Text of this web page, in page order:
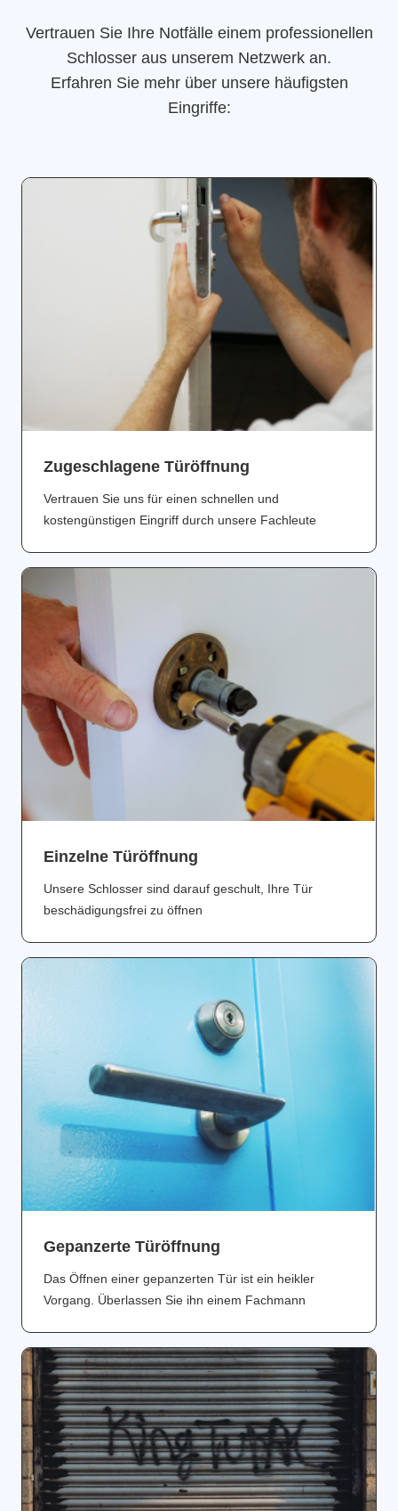
Vertrauen Sie Ihre Notfälle einem professionellen
Schlosser aus unserem Netzwerk an.
Erfahren Sie mehr über unsere häufigsten
Eingriffe:
Zugeschlagene Türöffnung
Vertrauen Sie uns für einen schnellen und
kostengünstigen Eingriff durch unsere Fachleute
Einzelne Türöffnung
Unsere Schlosser sind darauf geschult, Ihre Tür
beschädigungsfrei zu öffnen
Gepanzerte Türöffnung
Das Öffnen einer gepanzerten Tür ist ein heikler
Vorgang. Überlassen Sie ihn einem Fachmann